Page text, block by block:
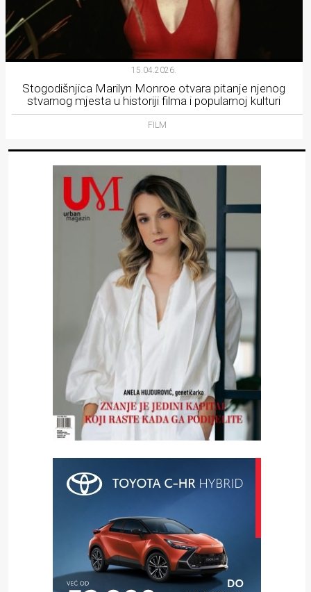
15.04.2026.
Stogodišnjica Marilyn Monroe otvara pitanje njenog
stvarnog mjesta u historiji filma i popularnoj kulturi
FILM